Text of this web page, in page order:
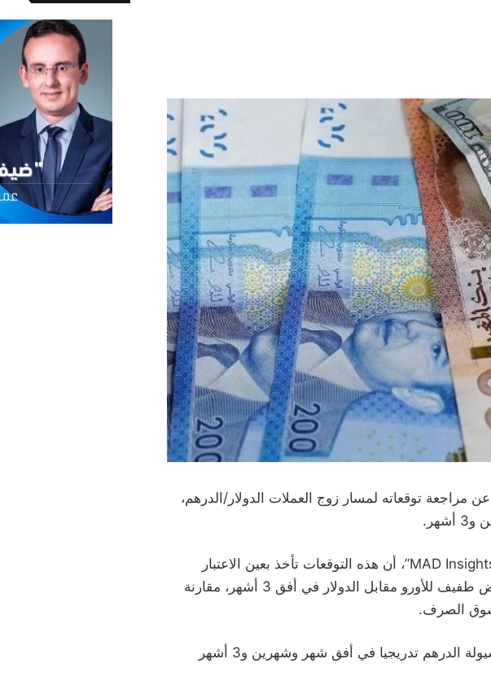
كشف مركز الأبحاث Attijari Global Research(AGR) عن مراجعة توقعاته لمسار زوج العملات الدولار/الدرهم،
وأوضح المركز، في مذكرته الأسبوعية ” MAD Insights – Currencies”، أن هذه التوقعات تأخذ بعين الاعتبار
توقعات لسعر صرف الأورو/الدولار التي تشير إلى انخفاض طفيف للأورو مقابل الدولار في أفق 3 أشهر، مقارنة
وأضاف المصدر ذاته أنه من المتوقع أن تتقلص فوارق سيولة الدرهم تدريجيا في أفق شهر وشهرين و3 أشهر